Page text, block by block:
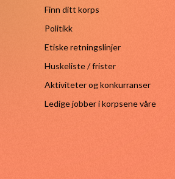
Finn ditt korps
Politikk
Etiske retningslinjer
Huskeliste / frister
Aktiviteter og konkurranser
Ledige jobber i korpsene våre